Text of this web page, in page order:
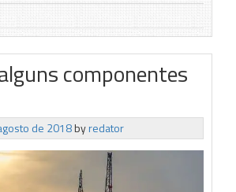
componentes
de 2018byredator